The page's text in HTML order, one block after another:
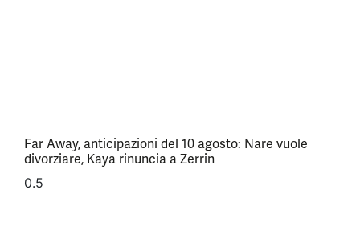
Far Away, anticipazioni del 10 agosto: Nare vuole
divorziare, Kaya rinuncia a Zerrin